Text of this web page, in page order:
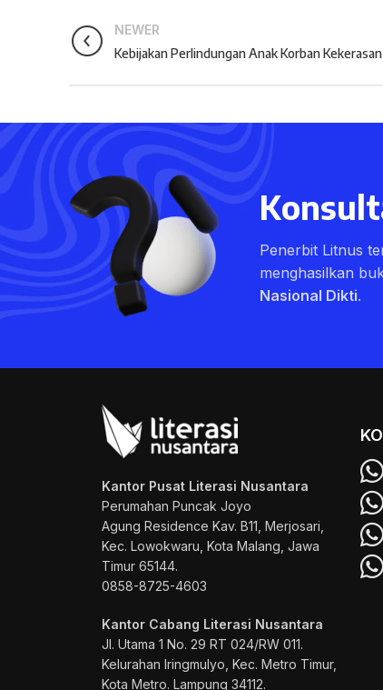
NEWER
Kebijakan Perlindungan Anak Korban Kekerasan
Penerbit Litnus
menghasilkan
Nasional Dikti.
Kantor Pusat Literasi Nusantara
Perumahan Puncak Joyo
Agung Residence Kav. B11, Merjosari,
Kec. Lowokwaru, Kota Malang, Jawa
Timur 65144.
0858-8725-4603
Kantor Cabang Literasi Nusantara
Jl. Utama 1 No. 29 RT 024/RW 011.
Kelurahan Iringmulyo, Kec. Metro Timur,
Kota Metro. Lampung 34112.